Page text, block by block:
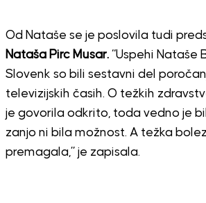
Od Nataše se je poslovila tudi
Nataša Pirc Musar.“Uspehi Nataše
Slovenk so bili sestavni del
televizijskih časih. O težkih
je govorila odkrito, toda vedno je
zanjo ni bila možnost. A težka
premagala,” je zapisala.